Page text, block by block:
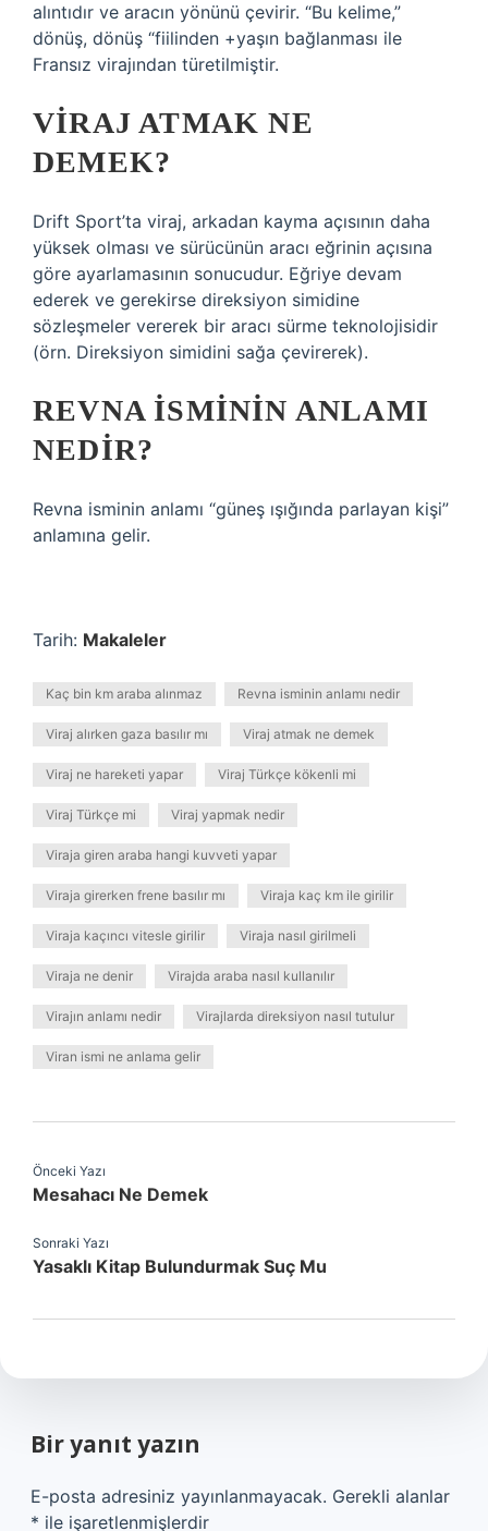
alıntıdır ve aracın yönünü çevirir. “Bu kelime,”
dönüş, dönüş “fiilinden +yaşın bağlanması ile
Fransız virajından türetilmiştir.
VIRAJ ATMAK NE
DEMEK?
Drift Sport’ta viraj, arkadan kayma açısının daha
yüksek olması ve sürücünün aracı eğrinin açısına
göre ayarlamasının sonucudur. Eğriye devam
ederek ve gerekirse direksiyon simidine
sözleşmeler vererek bir aracı sürme teknolojisidir
(örn. Direksiyon simidini sağa çevirerek).
REVNA ISMININ ANLAMI
NEDIR?
Revna isminin anlamı “güneş ışığında parlayan kişi”
anlamına gelir.
Tarih: Makaleler
Kaç bin km araba alınmaz Revna isminin anlamı nedir
Viraj alırken gaza basılır mı Viraj atmak ne demek
Viraj ne hareketi yapar Viraj Türkçe kökenli mi
Viraj Türkçe mi Viraj yapmak nedir
Viraja giren araba hangi kuvveti yapar
Viraja girerken frene basılır mı Viraja kaç km ile girilir
Viraja kaçıncı vitesle girilir Viraja nasıl girilmeli
Viraja ne denir Virajda araba nasıl kullanılır
Virajın anlamı nedir Virajlarda direksiyon nasıl tutulur
Viran ismi ne anlama gelir
Önceki Yazı
Mesahacı Ne Demek
Sonraki Yazı
Yasaklı Kitap Bulundurmak Suç Mu
Bir yanıt yazın
E-posta adresiniz yayınlanmayacak. Gerekli alanlar
* ile işaretlenmişlerdir